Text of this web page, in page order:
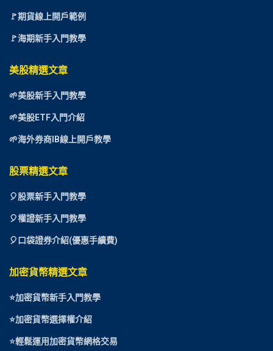
🚩期貨線上開戶範例
🚩海期新手入門教學
美股精選文章
🌱美股新手入門教學
🌱美股ETF入門介紹
🌱海外券商IB線上開戶教學
股票精選文章
🎈股票新手入門教學
🎈權證新手入門教學
🎈口袋證券介紹(優惠手續費)
加密貨幣精選文章
⭐加密貨幣新手入門教學
⭐加密貨幣選擇權介紹
⭐輕鬆運用加密貨幣網格交易